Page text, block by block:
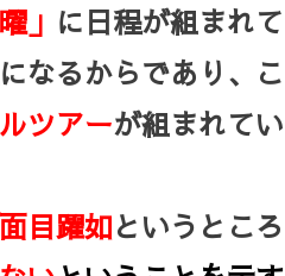
」 に日程が組まれて
なるからであり、こ
ツアーが組まれてい
目躍如というところ